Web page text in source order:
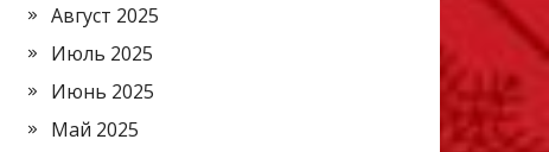
Август 2025
Июль 2025
Июнь 2025
Май 2025